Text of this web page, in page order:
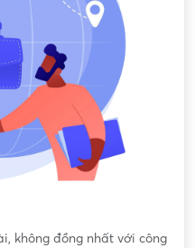
không đồng nhất với công